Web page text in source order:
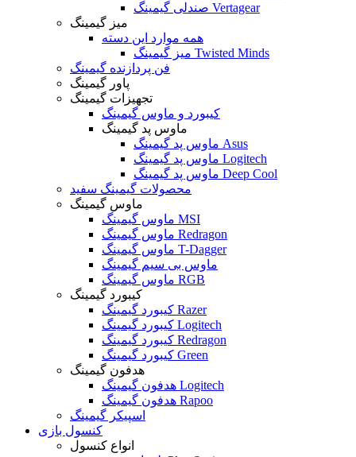
صندلی گیمینگ Vertagear
میز گیمینگ
همه موارد این دسته
میز گیمینگ Twisted Minds
فن پردازنده گیمینگ
پاور گیمینگ
تجهیزات گیمینگ
کیبورد و ماوس گیمینگ
ماوس پد گیمینگ
ماوس پد گیمینگ Asus
ماوس پد گیمینگ Logitech
ماوس پد گیمینگ Deep Cool
محصولات گیمینگ سفید
ماوس گیمینگ
ماوس گیمینگ MSI
ماوس گیمینگ Redragon
ماوس گیمینگ T-Dagger
ماوس بی سیم گیمینگ
ماوس گیمینگ RGB
کیبورد گیمینگ
کیبورد گیمینگ Razer
کیبورد گیمینگ Logitech
کیبورد گیمینگ Redragon
کیبورد گیمینگ Green
هدفون گیمینگ
هدفون گیمینگ Logitech
هدفون گیمینگ Rapoo
اسپیکر گیمینگ
کنسول بازی
انواع کنسول